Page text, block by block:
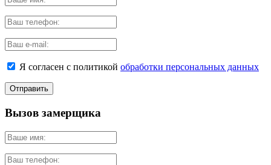
Я согласен с политикой обработки персональных данных
Вызов замерщика